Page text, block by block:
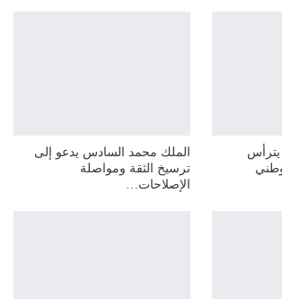
يترأس
الملك محمد السادس يدعو إلى
ترسيخ الثقة ومواصلة
الإصلاحات…